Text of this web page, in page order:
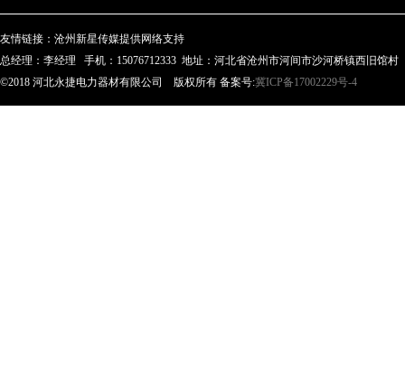
友情链接： 沧州新星传媒提供网络支持
总经理：李经理 手机：15076712333 地址：河北省沧州市河间市沙河桥镇西旧馆村
©2018 河北永捷电力器材有限公司 版权所有 备案号:冀ICP备17002229号-4